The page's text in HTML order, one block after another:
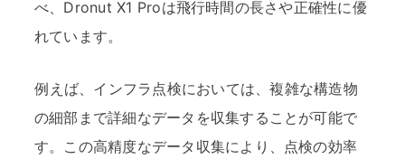
べ、Dronut X1 Proは飛行時間の長さや正確性に優
れています。
例えば、インフラ点検においては、複雑な構造物
の細部まで詳細なデータを収集することが可能で
す。この高精度なデータ収集により、点検の効率